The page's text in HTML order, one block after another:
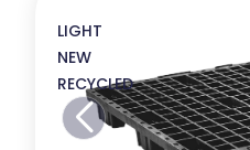
LIGHT
NEW
RECYCLED